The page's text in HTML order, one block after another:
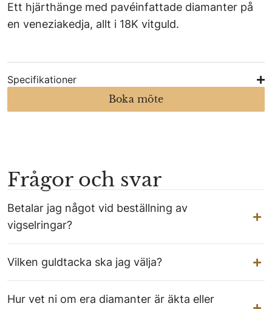
Ett hjärthänge med pavéinfattade diamanter på
en veneziakedja, allt i 18K vitguld.
Specifikationer
Boka möte
Frågor och svar
Betalar jag något vid beställning av
vigselringar?
Vilken guldtacka ska jag välja?
Hur vet ni om era diamanter är äkta eller